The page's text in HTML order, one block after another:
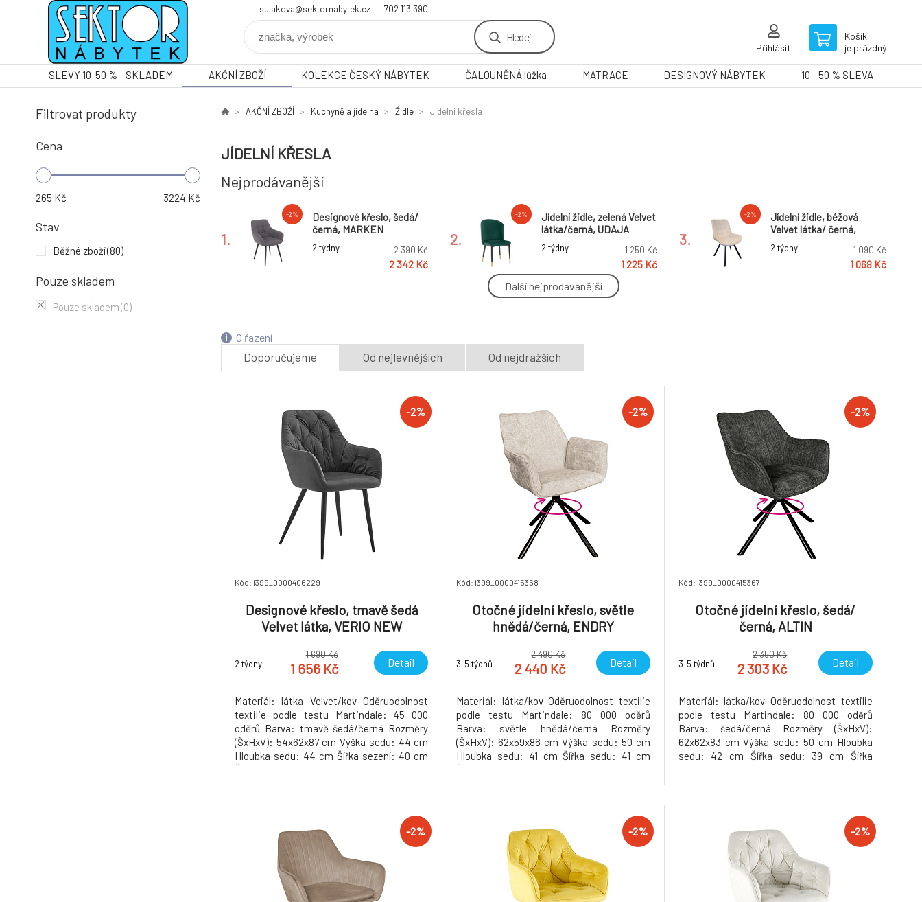
sulakova@sektornabytek.cz 702 113 390
Hledej
Přihlásit
Košík
je prázdný
SLEVY 10-50 % - SKLADEM AKČNÍ ZBOŽÍ KOLEKCE ČESKÝ NÁBYTEK ČALOUNĚNÁ lůžka MATRACE DESIGNOVÝ NÁBYTEK 10 - 50 % SLEVA
Filtrovat produkty
Cena
265 Kč 3224 Kč
Stav
Běžné zboží(80)
Pouze skladem
Pouze skladem(0)
AKČNÍ ZBOŽÍ Kuchyně a jídelna Židle Jídelní křesla
JÍDELNÍ KŘESLA
Nejprodávanější
1.
-2%
Designové křeslo, šedá/
černá, MARKEN
2 týdny 2 390 Kč
2 342 Kč
2.
-2%
Jídelní židle, zelená Velvet
látka/černá, UDAJA
2 týdny 1 250 Kč
1 225 Kč
3.
-2%
Jídelní židle, béžová
Velvet látka/ černá,
SAMIRA
2 týdny 1 090 Kč
1 068 Kč
1 617 Kč
-2%
Designové křeslo, béžová
Jídelní židle, šedá Velvet
1 390 Kč
1 362 Kč
Jídelní židle, tmavě hnědá
1 090 Kč
1 068 Kč
Designové křeslo,
1 550 Kč
1 519 Kč
Další nejprodávanější
O řazení
Doporučujeme Od nejlevnějších Od nejdražších
-2%
Kód: i399_0000406229
Designové křeslo, tmavě šedá
Velvet látka, VERIO NEW
2 týdny
1 690 Kč
1 656 Kč Detail
Materiál: látka Velvet/kov Oděruodolnost
textilie podle testu Martindale: 45 000
oděrů Barva: tmavě šedá/černá Rozměry
(ŠxHxV): 54x62x87 cm Výška sedu: 44 cm
Hloubka sedu: 44 cm Šířka sezení: 40 cm
-2%
Kód: i399_0000415368
Otočné jídelní křeslo, světle
hnědá/černá, ENDRY
3-5 týdnů
2 490 Kč
2 440 Kč Detail
Materiál: látka/kov Oděruodolnost textilie
podle testu Martindale: 80 000 oděrů
Barva: světle hnědá/černá Rozměry
(ŠxHxV): 62x59x86 cm Výška sedu: 50 cm
Hloubka sedu: 41 cm Šířka sedu: 41 cm
-2%
Kód: i399_0000415367
Otočné jídelní křeslo, šedá/
černá, ALTIN
3-5 týdnů
2 350 Kč
2 303 Kč Detail
Materiál: látka/kov Oděruodolnost textilie
podle testu Martindale: 80 000 oděrů
Barva: šedá/černá Rozměry (ŠxHxV):
62x62x83 cm Výška sedu: 50 cm Hloubka
sedu: 42 cm Šířka sedu: 39 cm Šířka
-2% -2% -2%